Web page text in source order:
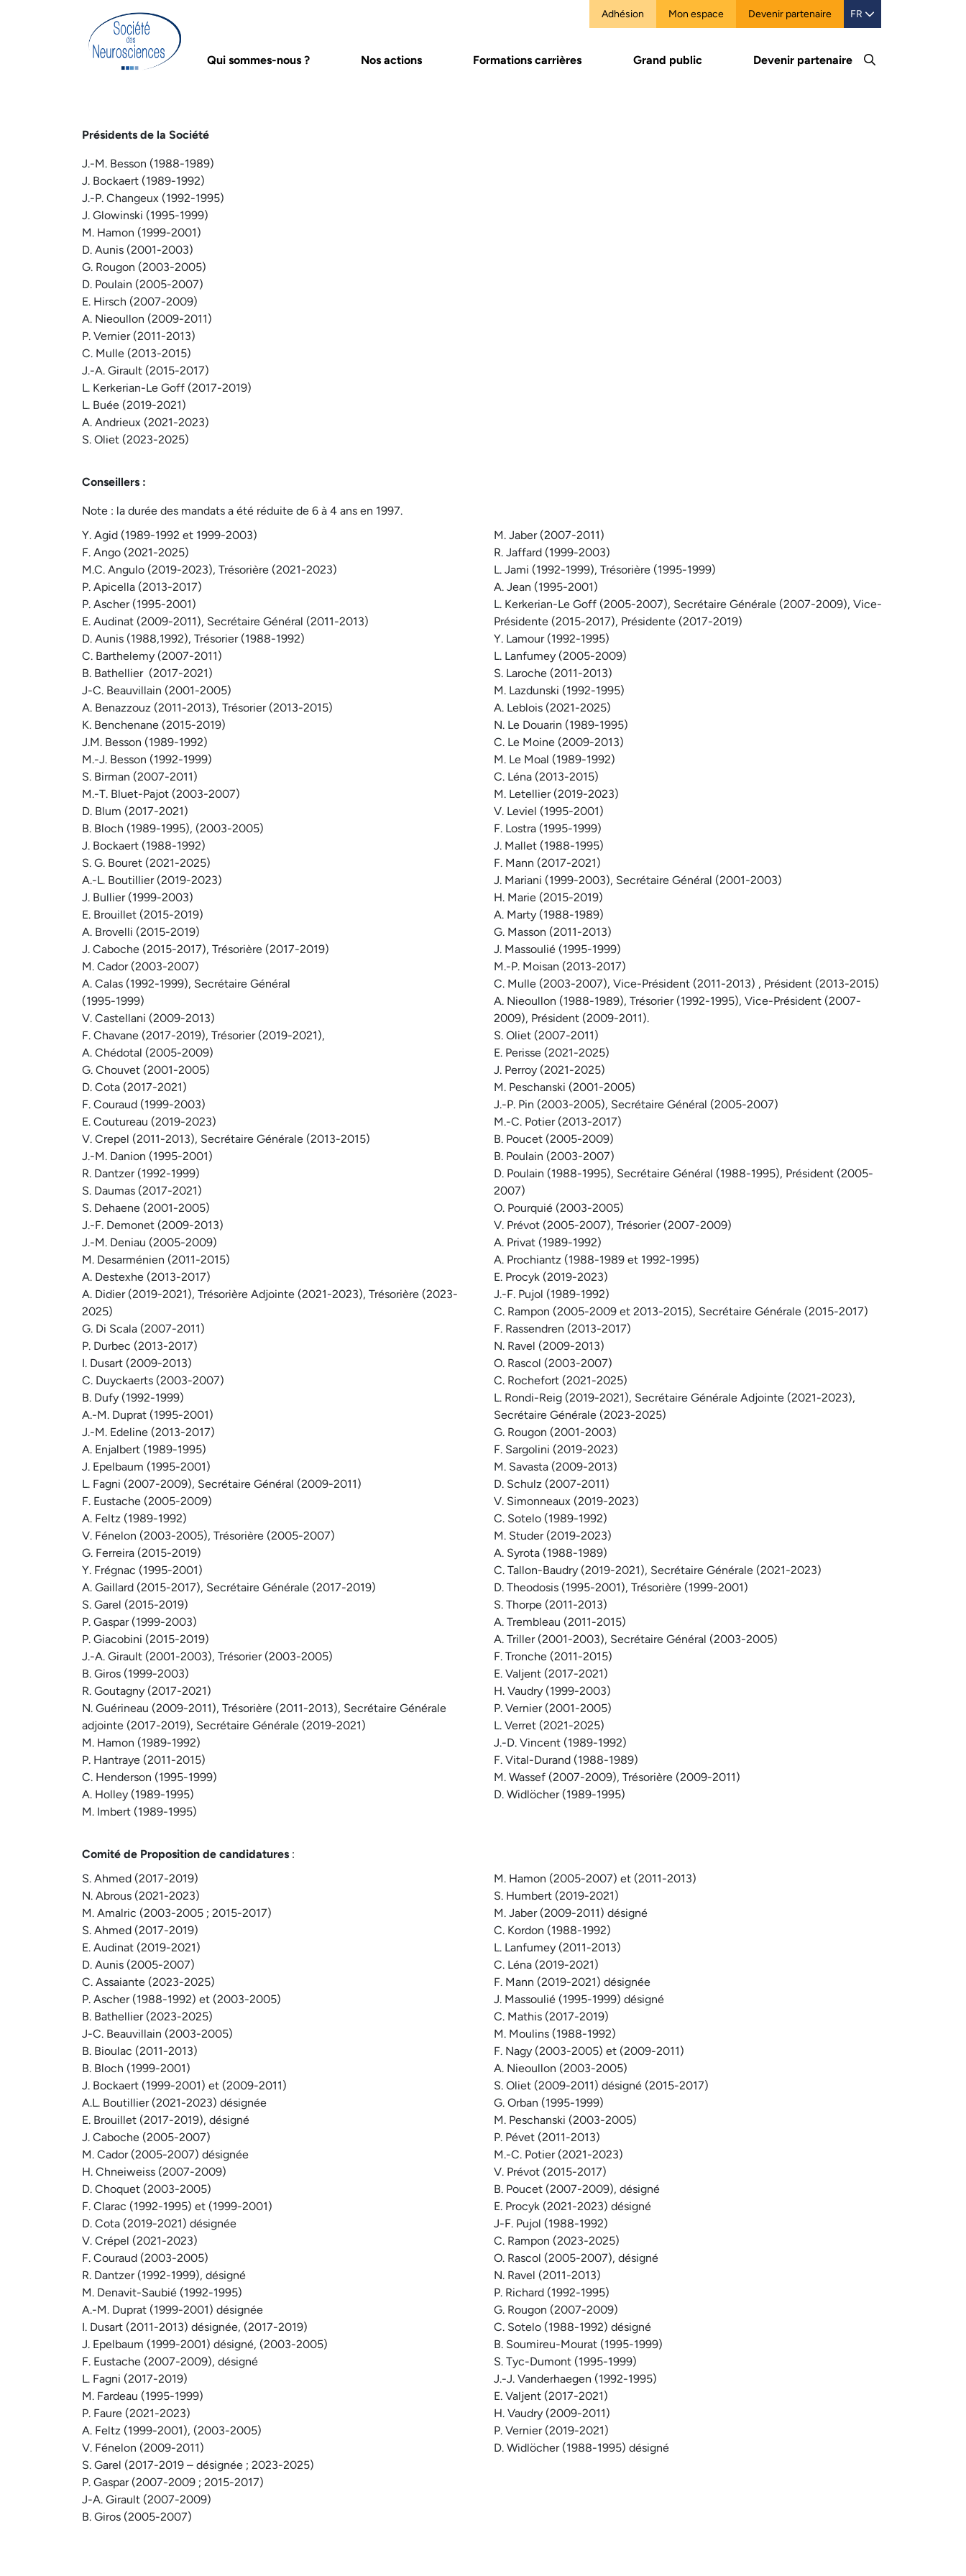
Adhésion Mon espace Devenir partenaire FR
Qui sommes-nous ? Nos actions Formations carrières Grand public Devenir partenaire
Présidents de la Société
J.-M. Besson (1988-1989)
J. Bockaert (1989-1992)
J.-P. Changeux (1992-1995)
J. Glowinski (1995-1999)
M. Hamon (1999-2001)
D. Aunis (2001-2003)
G. Rougon (2003-2005)
D. Poulain (2005-2007)
E. Hirsch (2007-2009)
A. Nieoullon (2009-2011)
P. Vernier (2011-2013)
C. Mulle (2013-2015)
J.-A. Girault (2015-2017)
L. Kerkerian-Le Goff (2017-2019)
L. Buée (2019-2021)
A. Andrieux (2021-2023)
S. Oliet (2023-2025)
Conseillers :
Note : la durée des mandats a été réduite de 6 à 4 ans en 1997.
Y. Agid (1989-1992 et 1999-2003)
F. Ango (2021-2025)
M.C. Angulo (2019-2023), Trésorière (2021-2023)
P. Apicella (2013-2017)
P. Ascher (1995-2001)
E. Audinat (2009-2011), Secrétaire Général (2011-2013)
D. Aunis (1988,1992), Trésorier (1988-1992)
C. Barthelemy (2007-2011)
B. Bathellier (2017-2021)
J-C. Beauvillain (2001-2005)
A. Benazzouz (2011-2013), Trésorier (2013-2015)
K. Benchenane (2015-2019)
J.M. Besson (1989-1992)
M.-J. Besson (1992-1999)
S. Birman (2007-2011)
M.-T. Bluet-Pajot (2003-2007)
D. Blum (2017-2021)
B. Bloch (1989-1995), (2003-2005)
J. Bockaert (1988-1992)
S. G. Bouret (2021-2025)
A.-L. Boutillier (2019-2023)
J. Bullier (1999-2003)
E. Brouillet (2015-2019)
A. Brovelli (2015-2019)
J. Caboche (2015-2017), Trésorière (2017-2019)
M. Cador (2003-2007)
A. Calas (1992-1999), Secrétaire Général
(1995-1999)
V. Castellani (2009-2013)
F. Chavane (2017-2019), Trésorier (2019-2021),
A. Chédotal (2005-2009)
G. Chouvet (2001-2005)
D. Cota (2017-2021)
F. Couraud (1999-2003)
E. Coutureau (2019-2023)
V. Crepel (2011-2013), Secrétaire Générale (2013-2015)
J.-M. Danion (1995-2001)
R. Dantzer (1992-1999)
S. Daumas (2017-2021)
S. Dehaene (2001-2005)
J.-F. Demonet (2009-2013)
J.-M. Deniau (2005-2009)
M. Desarménien (2011-2015)
A. Destexhe (2013-2017)
A. Didier (2019-2021), Trésorière Adjointe (2021-2023), Trésorière (2023-
2025)
G. Di Scala (2007-2011)
P. Durbec (2013-2017)
I. Dusart (2009-2013)
C. Duyckaerts (2003-2007)
B. Dufy (1992-1999)
A.-M. Duprat (1995-2001)
J.-M. Edeline (2013-2017)
A. Enjalbert (1989-1995)
J. Epelbaum (1995-2001)
L. Fagni (2007-2009), Secrétaire Général (2009-2011)
F. Eustache (2005-2009)
A. Feltz (1989-1992)
V. Fénelon (2003-2005), Trésorière (2005-2007)
G. Ferreira (2015-2019)
Y. Frégnac (1995-2001)
A. Gaillard (2015-2017), Secrétaire Générale (2017-2019)
S. Garel (2015-2019)
P. Gaspar (1999-2003)
P. Giacobini (2015-2019)
J.-A. Girault (2001-2003), Trésorier (2003-2005)
B. Giros (1999-2003)
R. Goutagny (2017-2021)
N. Guérineau (2009-2011), Trésorière (2011-2013), Secrétaire Générale
adjointe (2017-2019), Secrétaire Générale (2019-2021)
M. Hamon (1989-1992)
P. Hantraye (2011-2015)
C. Henderson (1995-1999)
A. Holley (1989-1995)
M. Imbert (1989-1995)
M. Jaber (2007-2011)
R. Jaffard (1999-2003)
L. Jami (1992-1999), Trésorière (1995-1999)
A. Jean (1995-2001)
L. Kerkerian-Le Goff (2005-2007), Secrétaire Générale (2007-2009), Vice-
Présidente (2015-2017), Présidente (2017-2019)
Y. Lamour (1992-1995)
L. Lanfumey (2005-2009)
S. Laroche (2011-2013)
M. Lazdunski (1992-1995)
A. Leblois (2021-2025)
N. Le Douarin (1989-1995)
C. Le Moine (2009-2013)
M. Le Moal (1989-1992)
C. Léna (2013-2015)
M. Letellier (2019-2023)
V. Leviel (1995-2001)
F. Lostra (1995-1999)
J. Mallet (1988-1995)
F. Mann (2017-2021)
J. Mariani (1999-2003), Secrétaire Général (2001-2003)
H. Marie (2015-2019)
A. Marty (1988-1989)
G. Masson (2011-2013)
J. Massoulié (1995-1999)
M.-P. Moisan (2013-2017)
C. Mulle (2003-2007), Vice-Président (2011-2013) , Président (2013-2015)
A. Nieoullon (1988-1989), Trésorier (1992-1995), Vice-Président (2007-
2009), Président (2009-2011).
S. Oliet (2007-2011)
E. Perisse (2021-2025)
J. Perroy (2021-2025)
M. Peschanski (2001-2005)
J.-P. Pin (2003-2005), Secrétaire Général (2005-2007)
M.-C. Potier (2013-2017)
B. Poucet (2005-2009)
B. Poulain (2003-2007)
D. Poulain (1988-1995), Secrétaire Général (1988-1995), Président (2005-
2007)
O. Pourquié (2003-2005)
V. Prévot (2005-2007), Trésorier (2007-2009)
A. Privat (1989-1992)
A. Prochiantz (1988-1989 et 1992-1995)
E. Procyk (2019-2023)
J.-F. Pujol (1989-1992)
C. Rampon (2005-2009 et 2013-2015), Secrétaire Générale (2015-2017)
F. Rassendren (2013-2017)
N. Ravel (2009-2013)
O. Rascol (2003-2007)
C. Rochefort (2021-2025)
L. Rondi-Reig (2019-2021), Secrétaire Générale Adjointe (2021-2023),
Secrétaire Générale (2023-2025)
G. Rougon (2001-2003)
F. Sargolini (2019-2023)
M. Savasta (2009-2013)
D. Schulz (2007-2011)
V. Simonneaux (2019-2023)
C. Sotelo (1989-1992)
M. Studer (2019-2023)
A. Syrota (1988-1989)
C. Tallon-Baudry (2019-2021), Secrétaire Générale (2021-2023)
D. Theodosis (1995-2001), Trésorière (1999-2001)
S. Thorpe (2011-2013)
A. Trembleau (2011-2015)
A. Triller (2001-2003), Secrétaire Général (2003-2005)
F. Tronche (2011-2015)
E. Valjent (2017-2021)
H. Vaudry (1999-2003)
P. Vernier (2001-2005)
L. Verret (2021-2025)
J.-D. Vincent (1989-1992)
F. Vital-Durand (1988-1989)
M. Wassef (2007-2009), Trésorière (2009-2011)
D. Widlöcher (1989-1995)
Comité de Proposition de candidatures :
S. Ahmed (2017-2019)
N. Abrous (2021-2023)
M. Amalric (2003-2005 ; 2015-2017)
S. Ahmed (2017-2019)
E. Audinat (2019-2021)
D. Aunis (2005-2007)
C. Assaiante (2023-2025)
P. Ascher (1988-1992) et (2003-2005)
B. Bathellier (2023-2025)
J-C. Beauvillain (2003-2005)
B. Bioulac (2011-2013)
B. Bloch (1999-2001)
J. Bockaert (1999-2001) et (2009-2011)
A.L. Boutillier (2021-2023) désignée
E. Brouillet (2017-2019), désigné
J. Caboche (2005-2007)
M. Cador (2005-2007) désignée
H. Chneiweiss (2007-2009)
D. Choquet (2003-2005)
F. Clarac (1992-1995) et (1999-2001)
D. Cota (2019-2021) désignée
V. Crépel (2021-2023)
F. Couraud (2003-2005)
R. Dantzer (1992-1999), désigné
M. Denavit-Saubié (1992-1995)
A.-M. Duprat (1999-2001) désignée
I. Dusart (2011-2013) désignée, (2017-2019)
J. Epelbaum (1999-2001) désigné, (2003-2005)
F. Eustache (2007-2009), désigné
L. Fagni (2017-2019)
M. Fardeau (1995-1999)
P. Faure (2021-2023)
A. Feltz (1999-2001), (2003-2005)
V. Fénelon (2009-2011)
S. Garel (2017-2019 – désignée ; 2023-2025)
P. Gaspar (2007-2009 ; 2015-2017)
J-A. Girault (2007-2009)
B. Giros (2005-2007)
M. Hamon (2005-2007) et (2011-2013)
S. Humbert (2019-2021)
M. Jaber (2009-2011) désigné
C. Kordon (1988-1992)
L. Lanfumey (2011-2013)
C. Léna (2019-2021)
F. Mann (2019-2021) désignée
J. Massoulié (1995-1999) désigné
C. Mathis (2017-2019)
M. Moulins (1988-1992)
F. Nagy (2003-2005) et (2009-2011)
A. Nieoullon (2003-2005)
S. Oliet (2009-2011) désigné (2015-2017)
G. Orban (1995-1999)
M. Peschanski (2003-2005)
P. Pévet (2011-2013)
M.-C. Potier (2021-2023)
V. Prévot (2015-2017)
B. Poucet (2007-2009), désigné
E. Procyk (2021-2023) désigné
J-F. Pujol (1988-1992)
C. Rampon (2023-2025)
O. Rascol (2005-2007), désigné
N. Ravel (2011-2013)
P. Richard (1992-1995)
G. Rougon (2007-2009)
C. Sotelo (1988-1992) désigné
B. Soumireu-Mourat (1995-1999)
S. Tyc-Dumont (1995-1999)
J.-J. Vanderhaegen (1992-1995)
E. Valjent (2017-2021)
H. Vaudry (2009-2011)
P. Vernier (2019-2021)
D. Widlöcher (1988-1995) désigné